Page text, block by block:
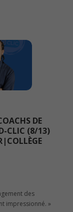
DE
CLIC (8/13)
des
impressionné. »